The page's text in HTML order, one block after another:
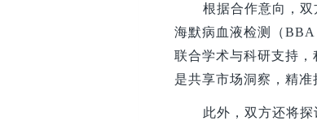
根据合作意向，
海默病血液检测（
联合学术与科研支持
是共享市场洞察，精准
此外，双方还将